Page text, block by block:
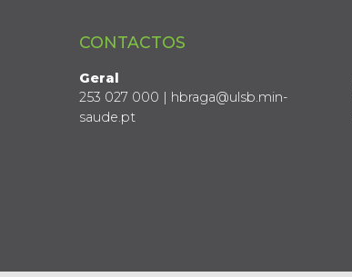
CONTACTOS
Geral
253 027 000 | hbraga@ulsb.min-
saude.pt